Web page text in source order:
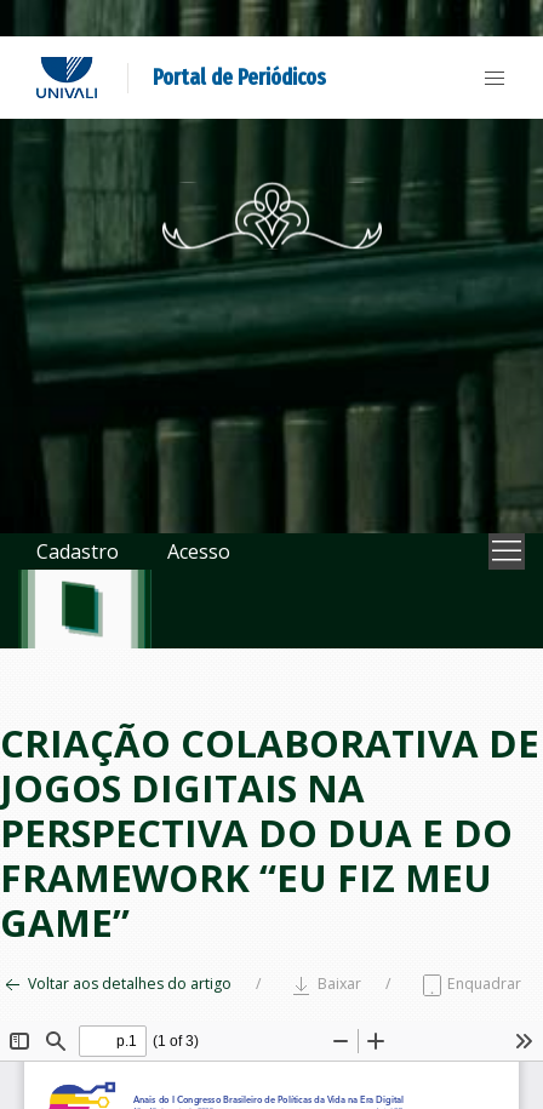
Portal de Periódicos
Cadastro Acesso
CRIAÇÃO COLABORATIVA DE
JOGOS DIGITAIS NA
PERSPECTIVA DO DUA E DO
FRAMEWORK “EU FIZ MEU
GAME”
Voltar aos detalhes do artigo Baixar Enquadrar